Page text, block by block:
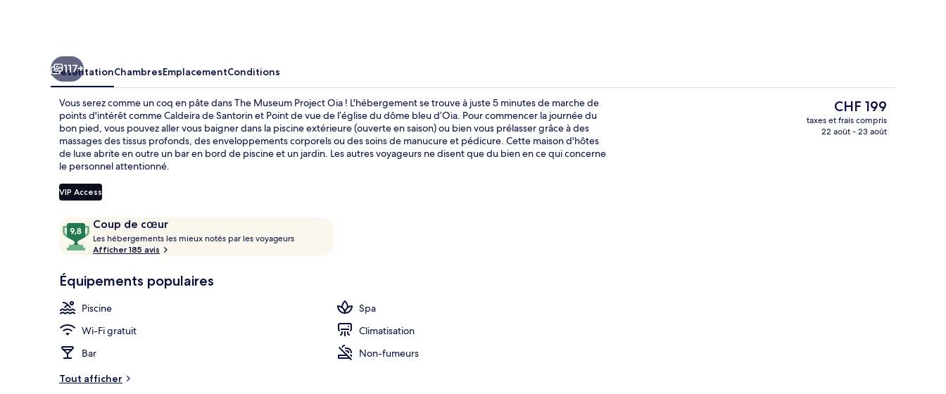
Deluxe Pool Suite
117+
PrésentationChambresEmplacementConditions
Vous serez comme un coq en pâte dans The Museum Project Oia ! L'hébergement se trouve à juste 5 minutes de marche de
points d'intérêt comme Caldeira de Santorin et Point de vue de l’église du dôme bleu d’Oia. Pour commencer la journée du
bon pied, vous pouvez aller vous baigner dans la piscine extérieure (ouverte en saison) ou bien vous prélasser grâce à des
massages des tissus profonds, des enveloppements corporels ou des soins de manucure et pédicure. Cette maison d'hôtes
de luxe abrite en outre un bar en bord de piscine et un jardin. Les autres voyageurs ne disent que du bien en ce qui concerne
le personnel attentionné.
VIP Access
Avis
voyageurs
Coup de cœur
9,8
sur
10,
de
Les hébergements les mieux notés par les voyageurs
Afficher 185 avis
Équipements populaires
Piscine
Spa
Wi-Fi gratuit
Climatisation
Bar
Non-fumeurs
Tout afficher
Le
prix
actuel
CHF 199
taxes et frais compris
22 août - 23 août